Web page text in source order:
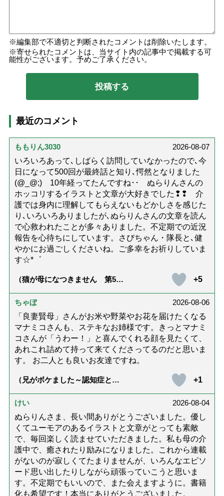
編集部で不適切と判断されたコメントは削除いたします。
寄せられたコメントは、当サイト内の記事中で掲載する可
能性がございます。予めご了承ください。
最近のコメント
ももりん3030
2026-08-07
いろいろあって､しばらく訪問していなかったので､今
日になって500回が最終話と知り､愕然となりました
(@_@;) 10年経ってたんですね･･ ぬらりんさんの
ホッコリするイラストと文章が大好きでした❢❢ 介
護では身内に理解してもらえないもどかしさを感じた
り､いろいろありましたが､ぬらりんさんの文章を読ん
で心救われたことが多々ありました。不定期での近況
報告を心待ちにしています。さびちゃん・隊長と､健
やかにお過ごしくださいね。ご多幸をお祈りしていま
す☆*゜
（猫が母になつきません 第500
+5
ちゃぼ
2026-08-06
「良妻賢母」さんがお米や野菜やお花を届けたくなる
マナミコさんも、ステキなお姉様です。きっとマナミ
コさんが「うわー！」と喜んでくれる顔を見たくて、
あれこれ詰めて持って来てくださってるのだと思いま
す。 お二人とも良いお友達ですね。
（兄がボケました～認知症と介
達』が届きました」）
+1
けい
2026-08-04
ぬらりんさま、長い間ありがとうございました。優し
くてユーモアのあるイラストと文章がとっても素敵
で、毎回楽しく読ませていただきました。私も母の介
護中で、癒されたり励みになりました。これから連載
がないのが寂しくてたまりませんが、いろんなエピソ
ード思い出したりしながら頑張っていこうと思いま
す。不定期でもいいので、また会えますように。書籍
化も希望です！本当にありがとうございました。